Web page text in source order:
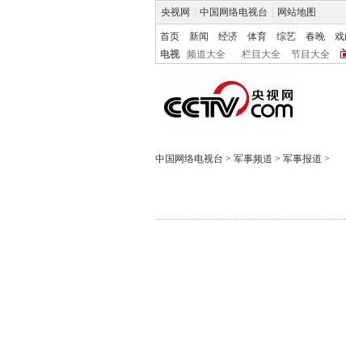
央视网 中国网络电视台 网站地图
首页 新闻 经济 体育 综艺 春晚 戏
电视
频道大全 栏目大全 节目大全
中国网络电视台 > 军事频道 > 军事报道 >